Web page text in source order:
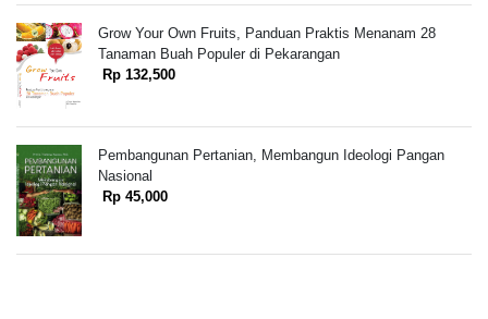
Grow Your Own Fruits, Panduan Praktis Menanam 28
Tanaman Buah Populer di Pekarangan
Rp 132,500
Pembangunan Pertanian, Membangun Ideologi Pangan
Nasional
Rp 45,000